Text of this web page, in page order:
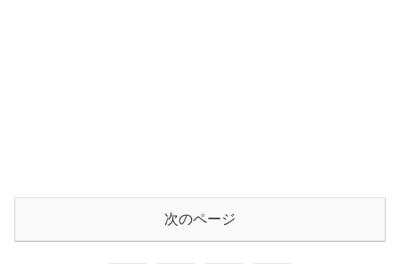
次のページ